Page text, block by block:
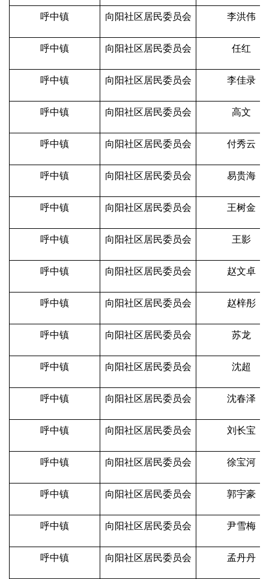
呼中镇 向阳社区居民委员会 李洪伟
呼中镇 向阳社区居民委员会 任红
呼中镇 向阳社区居民委员会 李佳录
呼中镇 向阳社区居民委员会 高文
呼中镇 向阳社区居民委员会 付秀云
呼中镇 向阳社区居民委员会 易贵海
呼中镇 向阳社区居民委员会 王树金
呼中镇 向阳社区居民委员会 王影
呼中镇 向阳社区居民委员会 赵文卓
呼中镇 向阳社区居民委员会 赵梓彤
呼中镇 向阳社区居民委员会 苏龙
呼中镇 向阳社区居民委员会 沈超
呼中镇 向阳社区居民委员会 沈春泽
呼中镇 向阳社区居民委员会 刘长宝
呼中镇 向阳社区居民委员会 徐宝河
呼中镇 向阳社区居民委员会 郭宇豪
呼中镇 向阳社区居民委员会 尹雪梅
呼中镇 向阳社区居民委员会 孟丹丹